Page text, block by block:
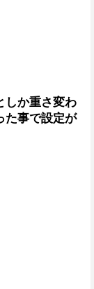
しか重さ変わ
た事で設定が